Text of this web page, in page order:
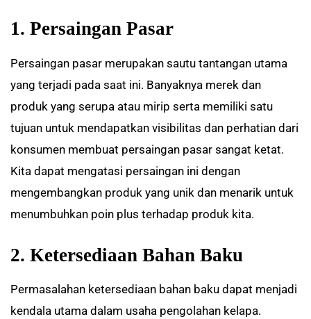
1. Persaingan Pasar
Persaingan pasar merupakan sautu tantangan utama
yang terjadi pada saat ini. Banyaknya merek dan
produk yang serupa atau mirip serta memiliki satu
tujuan untuk mendapatkan visibilitas dan perhatian dari
konsumen membuat persaingan pasar sangat ketat.
Kita dapat mengatasi persaingan ini dengan
mengembangkan produk yang unik dan menarik untuk
menumbuhkan poin plus terhadap produk kita.
2. Ketersediaan Bahan Baku
Permasalahan ketersediaan bahan baku dapat menjadi
kendala utama dalam usaha pengolahan kelapa.